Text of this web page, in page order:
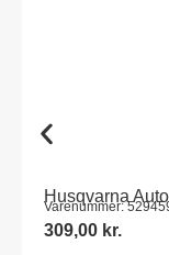
Husqvarna
Varenummer:
309,00 kr.